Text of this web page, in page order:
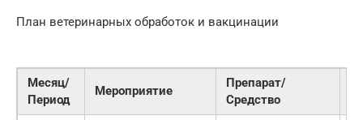
План ветеринарных обработок и вакцинации
Месяц/
Период
Мероприятие
Препарат/
Средство